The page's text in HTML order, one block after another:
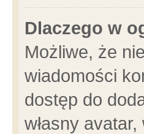
Dlaczego w
Możliwe, że
wiadomości
dostęp do
własny